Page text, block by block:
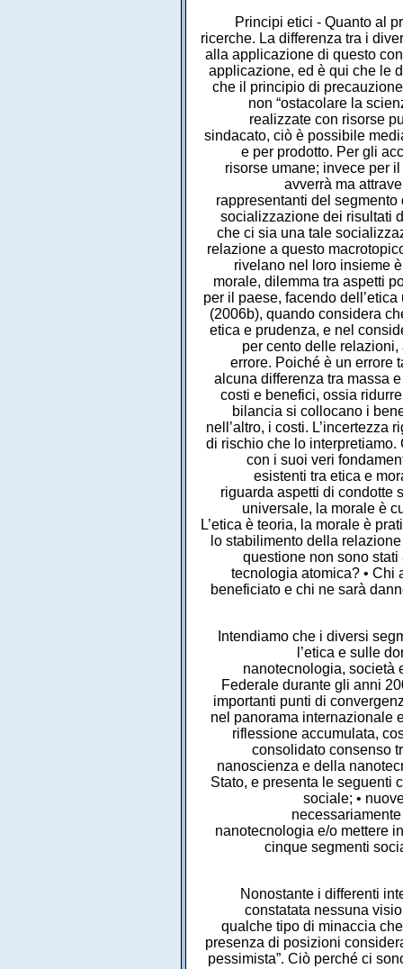
Principi etici - Quanto al
ricerche. La differenza tra i
alla applicazione di questo
applicazione, ed è qui che le
che il principio di
non “ostacolare la
realizzate con risorse
sindacato, ciò è possibile
e per prodotto. Per gli
risorse umane; invece per
avverrà ma
rappresentanti del
socializzazione dei risultati
che ci sia una tale
relazione a questo
rivelano nel loro insieme
morale, dilemma tra aspetti
per il paese, facendo
(2006b), quando considera
etica e prudenza, e nel
per cento delle
errore. Poiché è un errore
alcuna differenza tra massa
costi e benefici, ossia
bilancia si collocano i
nell’altro, i costi. L’incertezza
di rischio che lo interpretiamo.
con i suoi veri
esistenti tra etica e
riguarda aspetti di condotte
universale, la morale è
L’etica è teoria, la morale è
lo stabilimento della
questione non sono
tecnologia atomica? • Chi
beneficiato e chi ne sarà
Intendiamo che i diversi
l’etica e sulle
nanotecnologia, società
Federale durante gli anni
importanti punti di
nel panorama internazionale
riflessione accumulata,
consolidato consenso
nanoscienza e della
Stato, e presenta le seguenti
sociale; •
nanotecnologia e/o mettere
cinque segmenti
Nonostante i differenti interessi che ognuno dei segmenti sociali intervistati rappresenta, non si è constatata nessuna visione che considerasse l’ipotesi che la nanotecnologia sia portatrice di un qualche tipo di minaccia che si potrebbe configurare come una catastrofe sociale o ambientale. Alla presenza di posizioni considerate come “nano-ottimiste” non corrisponderebbe una controparte “nano-pessimista”. Ciò perché ci sono coincidenze di pensiero tra i segmenti sociali intervistati su molti temi, come la importanza della nanotecnologia per l’economia brasiliana, la partecipazione dello Stato allo sviluppo di questa tecnologia in quanto organo di formulazione di politiche e finanziatore delle ricerche. Le divergenze rimangono sul campo del come fare, del perché fare, i problemi nel fare e nel non fare, nella ampiezza e nei limiti delle azioni dello Stato in relazione allo sviluppo della nanotecnologia in Brasile. Quanto alla questione della regolazione, sono state identificate importanti posizioni divergenti tra i segmenti sociali intervistati: gli accademici la rigettano in maniera integrale, non ammettendo l’esistenza della regolazione e di un qualsiasi organo preposto a tale scopo, al contrario di tutti gli altri. Ciò in qualche maniera indica la confusione esistente in questo segmento sulla regolazione per quanto riguarda scienza e tecnologia, una volta che si suppone che la regolazione deve riguardare tanto la nanoscienza quanto la nanotecnologia, e non solo questa ultima. Tra i segmenti sociali intervistati che ammettono la regolazione come necessaria, la divergenza comincia ad apparire quando si propone l’esistenza o meno di un organo specifico per controllare la nanotecnologia. I segmenti sociali delle politiche pubbliche e delle ONG sono favorevoli alla esistenza di questo organo; invece i segmenti delle imprese e dei sindacati non sono favorevoli alla regolazione della nanotecnologia per mezzo di un organo specifico. La questione relativa alla composizione di un possibile organo regolatore anche suscita della divergenze tra diversi segmenti sociali. Mentre per gli accademici i componenti di questo organo di regolazione dovrebbero essere esperti di nanotecnologia, per le ONG vi è la necessità che tutti siano chiamati a decidere, poiché contestano la “neutralità scientifica auto-attribuita” e il “monopolio del sapere” da parte degli accademici. Due questioni relative al blocco delle conseguenze della nanotecnologia indicano che ci sono divergenze tra i vari segmenti